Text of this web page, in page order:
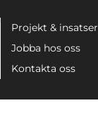
Projekt & insatser
Jobba hos oss
Kontakta oss